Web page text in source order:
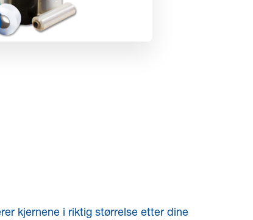
kjernene i riktig størrelse etter dine